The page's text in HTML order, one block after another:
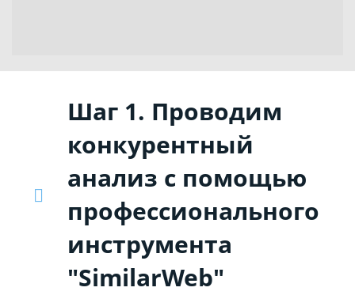
Шаг 1. Проводим
конкурентный
анализ с помощью
профессионального
инструмента
"SimilarWeb"